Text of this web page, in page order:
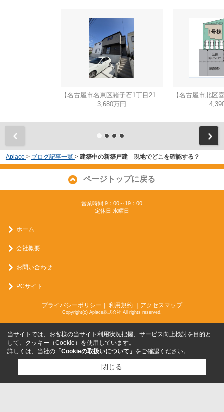
【名古屋市名東区猪子石1丁目2104新築戸建2号棟】✨️仲介手数料無料✨️猪子石小学校・猪高中学校
3,680万円
Aplace > ブログ記事一覧 > 建築中の新築戸建 現地でどこを確認する？
ページトップに戻る
営業時間:9：00～19：00
定休日:水曜日
ホーム
会社概要
お問い合わせ
PCサイト
プライバシーポリシー ｜ 利用規約 ｜アクセスマップ
Copyright(c) Aplace株式会社 All rights reserved.
当サイトでは、お客様の当サイト利用状況把握、サービス向上検討を目的と
して、クッキー（Cookie）を使用しています。
詳しくは、当社の 「Cookieの取扱いについて」 をご確認ください。
閉じる